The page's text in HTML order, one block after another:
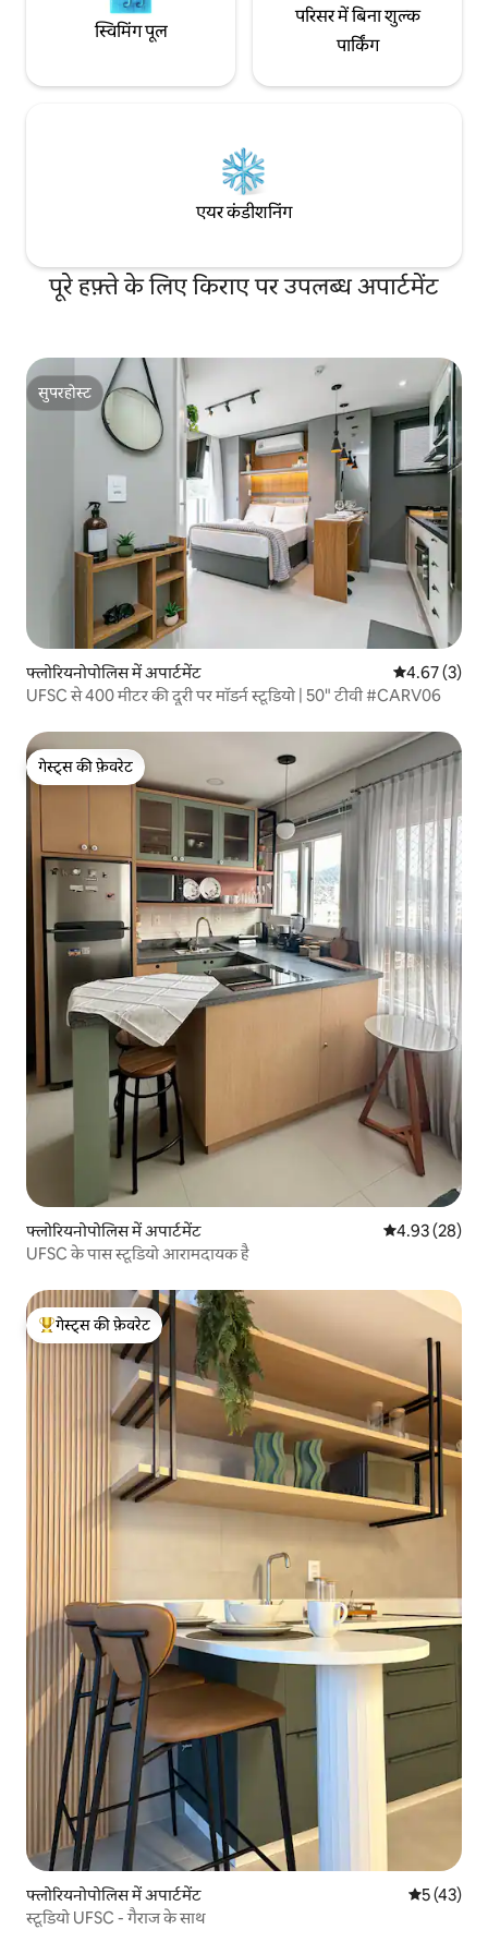
स्विमिंग पूल
परिसर में बिना शुल्क
पार्किंग
एयर कंडीशनिंग
पूरे हफ़्ते के लिए किराए पर उपलब्ध अपार्टमेंट
सुपरहोस्ट
सुपरहोस्ट
फ्लोरियनोपोलिस में अपार्टमेंट औसत रेटिंग 5 में
4.67 (3)
UFSC से 400 मीटर की दूरी पर मॉडर्न स्टूडियो | 50" टीवी #CARV06
गेस्ट्स की फ़ेवरेट
गेस्ट्स की फ़ेवरेट
फ्लोरियनोपोलिस में अपार्टमेंट औसत रेटिंग 5 में
4.93 (28)
UFSC के पास स्टूडियो आरामदायक है
गेस्ट्स का टॉप फ़ेवरेट
गेस्ट्स की फ़ेवरेट
फ्लोरियनोपोलिस में अपार्टमेंट औसत रेटिंग
5 (43)
स्टूडियो UFSC - गैराज के साथ